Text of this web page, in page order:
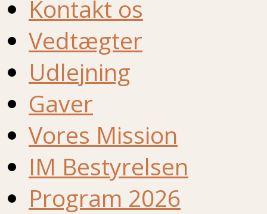
Kontakt os
Vedtægter
Udlejning
Gaver
Vores Mission
IM Bestyrelsen
Program 2026